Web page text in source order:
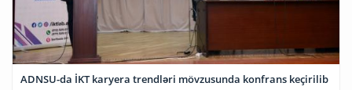
ADNSU-da İKT karyera trendləri mövzusunda konfrans keçirilib